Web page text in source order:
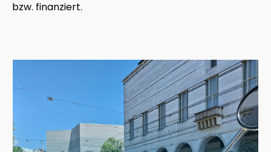
bzw. finanziert.